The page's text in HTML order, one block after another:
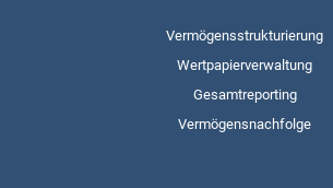
Vermögensstrukturierung
Wertpapierverwaltung
Gesamtreporting
Vermögensnachfolge